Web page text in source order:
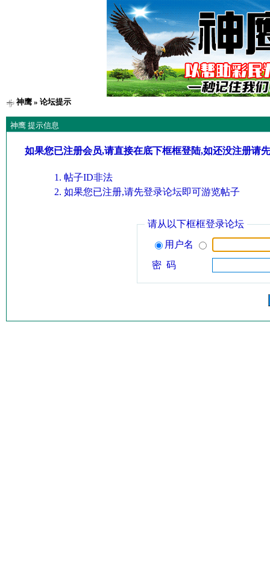
神鹰» 论坛提示
神鹰 提示信息
如果您已注册会员,请直接在底下框框登陆,如还没注册请
帖子ID非法
如果您已注册,请先登录论坛即可游览帖子
请从以下框框登录论坛
用户名
密 码